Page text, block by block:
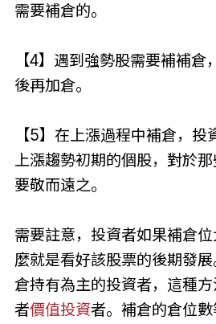
需要補倉的。
【4】遇到強勢股需要補補
後再加倉。
【5】在上漲過程中補倉，
上漲趨勢初期的個股，對於
要敬而遠之。
需要註意，投資者如果補倉
麼就是看好該股票的後期發
倉持有為主的投資者，這種
者價值投資者。補倉的倉位